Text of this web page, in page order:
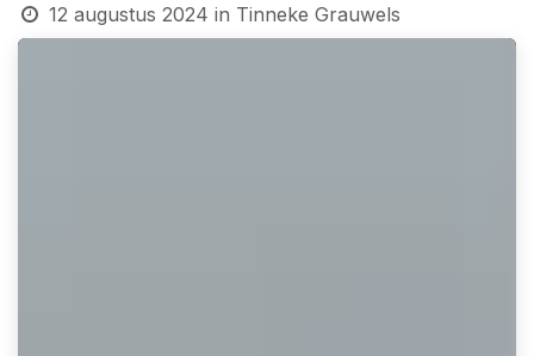
12 augustus 2024 in Tinneke Grauwels